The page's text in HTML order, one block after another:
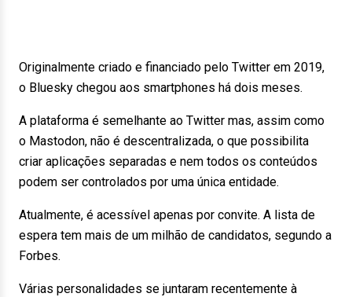
Originalmente criado e financiado pelo Twitter em 2019,
o Bluesky chegou aos smartphones há dois meses.
A plataforma é semelhante ao Twitter mas, assim como
o Mastodon, não é descentralizada, o que possibilita
criar aplicações separadas e nem todos os conteúdos
podem ser controlados por uma única entidade.
Atualmente, é acessível apenas por convite. A lista de
espera tem mais de um milhão de candidatos, segundo a
Forbes.
Várias personalidades se juntaram recentemente à